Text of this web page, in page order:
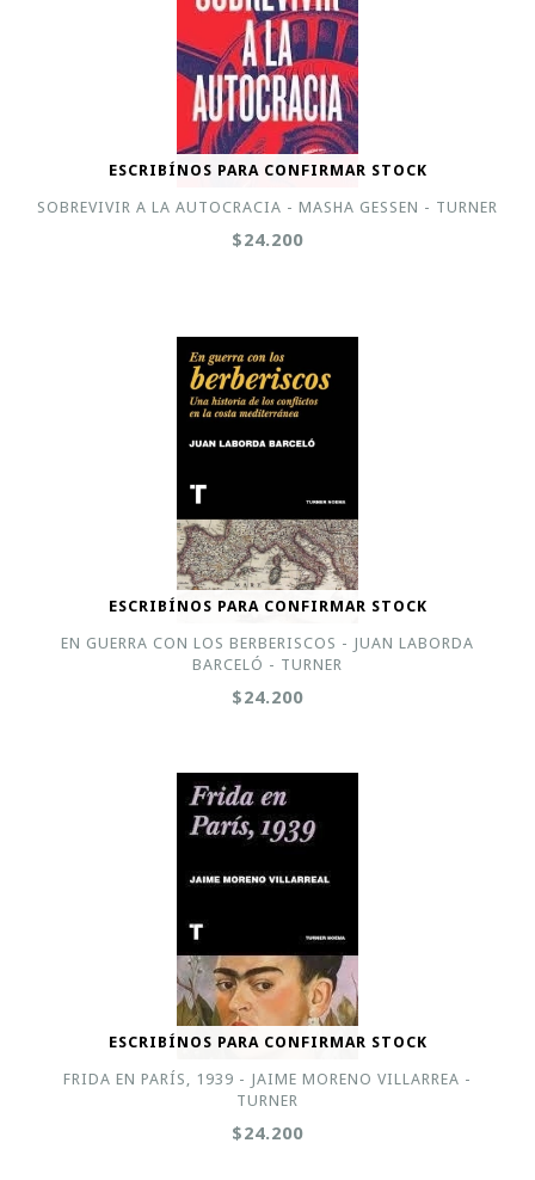
ESCRIBÍNOS PARA CONFIRMAR STOCK
SOBREVIVIR A LA AUTOCRACIA - MASHA GESSEN - TURNER
$24.200
ESCRIBÍNOS PARA CONFIRMAR STOCK
EN GUERRA CON LOS BERBERISCOS - JUAN LABORDA
BARCELÓ - TURNER
$24.200
ESCRIBÍNOS PARA CONFIRMAR STOCK
FRIDA EN PARÍS, 1939 - JAIME MORENO VILLARREA -
TURNER
$24.200